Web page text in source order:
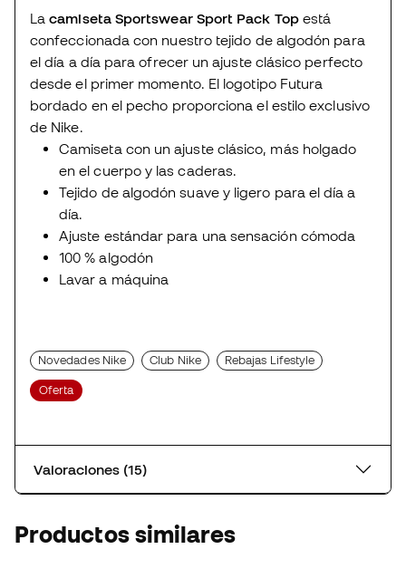
Lacamiseta Sportswear Sport Pack Topestá
confeccionada con nuestro tejido de algodón para
el día a día para ofrecer un ajuste clásico perfecto
desde el primer momento. El logotipo Futura
bordado en el pecho proporciona el estilo exclusivo
de Nike.
Camiseta con un ajuste clásico, más holgado
en el cuerpo y las caderas.
Tejido de algodón suave y ligero para el día a
día.
Ajuste estándar para una sensación cómoda
100 % algodón
Lavar a máquina
Novedades Nike Club Nike Rebajas Lifestyle
Oferta
Valoraciones (15)
Productos similares